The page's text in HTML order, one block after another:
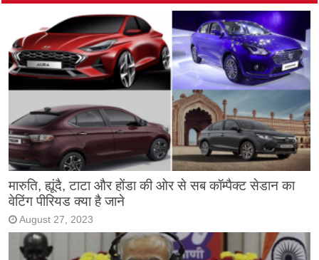
मारुति, ह्यूंदै, टाटा और होंडा की ओर से सब कॉम्पैक्ट सेडान का
वेटिंग पीरियड क्या है जाने
August 27, 2023